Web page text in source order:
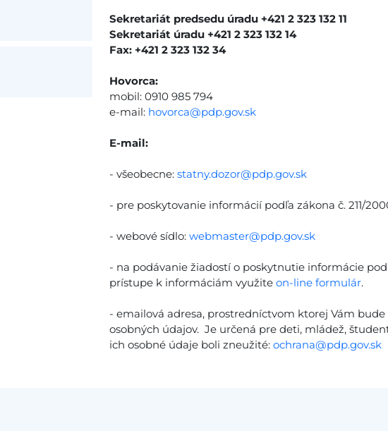
Sekretariát predsedu úradu +421 2 323 132 11
Sekretariát úradu +421 2 323 132 14
Fax: +421 2 323 132 34
Hovorca:
mobil: 0910 985 794
e-mail: hovorca@pdp.gov.sk
E-mail:
- všeobecne: statny.dozor@pdp.gov.sk
- pre poskytovanie informácií podľa zákona č. 211/
- webové sídlo: webmaster@pdp.gov.sk
- na podávanie žiadostí o poskytnutie informácie
prístupe k informáciám využite on-line formulár.
- emailová adresa, prostredníctvom ktorej Vám
osobných údajov. Je určená pre deti, mládež,
ich osobné údaje boli zneužité: ochrana@pdp.gov.sk